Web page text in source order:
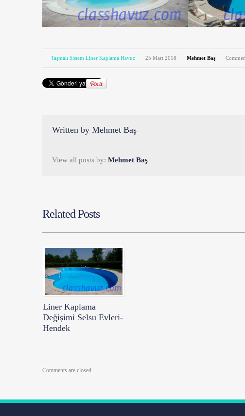
Taşmalı Sistem Liner Kaplama Havuz 25 Mart 2018 Mehmet Baş
Written by Mehmet Baş
View all posts by: Mehmet Baş
Related Posts
Liner Kaplama
Değişimi Selsu Evleri-
Hendek
Comments are closed.